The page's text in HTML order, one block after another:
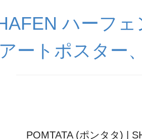
ハーフ
アートポスター
POMTATA (ポンタタ) |